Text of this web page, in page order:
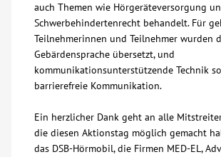
auch Themen wie Hörgeräteversorgung
Schwerbehindertenrecht behandelt. Für
Teilnehmerinnen und Teilnehmer wurden
Gebärdensprache übersetzt, und
kommunikationsunterstützende Technik
barrierefreie Kommunikation.
Ein herzlicher Dank geht an alle
die diesen Aktionstag möglich gemacht
das DSB-Hörmobil, die Firmen MED-EL,